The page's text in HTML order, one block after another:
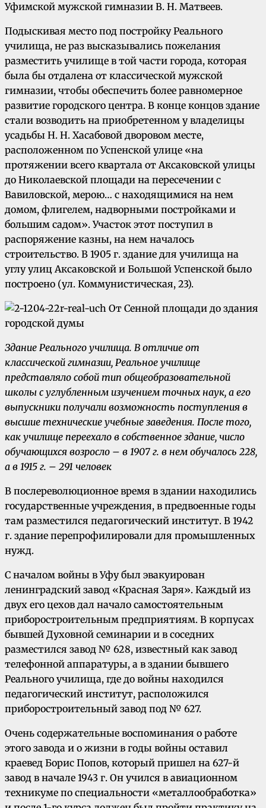
Уфимской мужской гимназии В. Н. Матвеев.
Подыскивая место под постройку Реального
училища, не раз высказывались пожелания
разместить училище в той части города, которая
была бы отдалена от классической мужской
гимназии, чтобы обеспечить более равномерное
развитие городского центра. В конце концов здание
стали возводить на приобретенном у владелицы
усадьбы Н. Н. Хасабовой дворовом месте,
расположенном по Успенской улице «на
протяжении всего квартала от Аксаковской улицы
до Николаевской площади на пересечении с
Вавиловской, мерою… с находящимися на нем
домом, флигелем, надворными постройками и
большим садом». Участок этот поступил в
распоряжение казны, на нем началось
строительство. В 1905 г. здание для училища на
углу улиц Аксаковской и Большой Успенской было
построено (ул. Коммунистическая, 23).
Здание Реального училища. В отличие от
классической гимназии, Реальное училище
представляло собой тип общеобразовательной
школы с углубленным изучением точных наук, а его
выпускники получали возможность поступления в
высшие технические учебные заведения. После того,
как училище переехало в собственное здание, число
обучающихся возросло – в 1907 г. в нем обучалось 228,
а в 1915 г. – 291 человек
В послереволюционное время в здании находились
государственные учреждения, в предвоенные годы
там разместился педагогический институт. В 1942
г. здание перепрофилировали для промышленных
нужд.
С началом войны в Уфу был эвакуирован
ленинградский завод «Красная Заря». Каждый из
двух его цехов дал начало самостоятельным
приборостроительным предприятиям. В корпусах
бывшей Духовной семинарии и в соседних
разместился завод № 628, известный как завод
телефонной аппаратуры, а в здании бывшего
Реального училища, где до войны находился
педагогический институт, расположился
приборостроительный завод под № 627.
Очень содержательные воспоминания о работе
этого завода и о жизни в годы войны оставил
краевед Борис Попов, который пришел на 627-й
завод в начале 1943 г. Он учился в авиационном
техникуме по специальности «металлообработка»